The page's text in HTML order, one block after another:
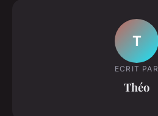
T
ECRIT PAR
Théo